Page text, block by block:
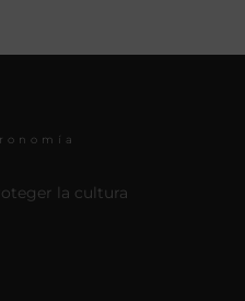
la cultura